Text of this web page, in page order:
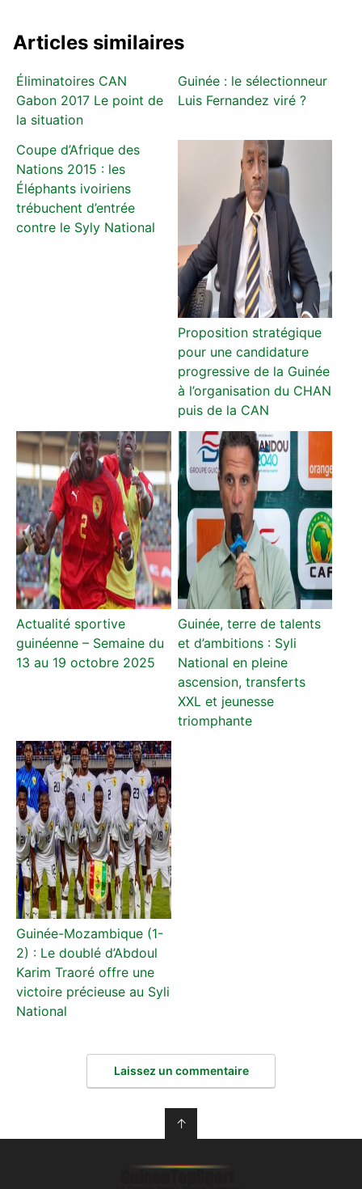
Articles similaires
Éliminatoires CAN
Gabon 2017 Le point de
la situation
Guinée : le sélectionneur
Luis Fernandez viré ?
Coupe d’Afrique des
Nations 2015 : les
Éléphants ivoiriens
trébuchent d’entrée
contre le Syly National
Proposition stratégique
pour une candidature
progressive de la Guinée
à l’organisation du CHAN
puis de la CAN
Actualité sportive
guinéenne – Semaine du
13 au 19 octobre 2025
Guinée, terre de talents
et d’ambitions : Syli
National en pleine
ascension, transferts
XXL et jeunesse
triomphante
Guinée-Mozambique (1-
2) : Le doublé d’Abdoul
Karim Traoré offre une
victoire précieuse au Syli
National
Laissez un commentaire
↑